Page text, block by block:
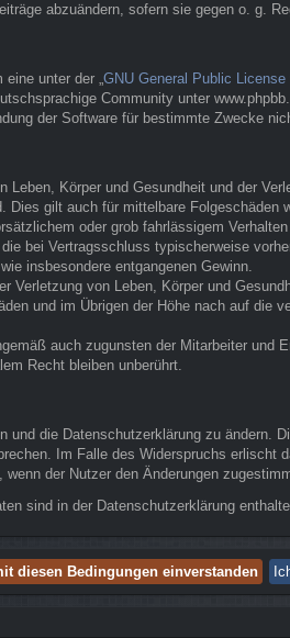
abzuändern, sofern sie gegen o. g.
unter der „ GNU General Public License
Community unter
der Software für bestimmte Zwecke
Leben, Körper und Gesundheit und der
gilt auch für mittelbare Folgeschäden
oder grob fahrlässigem
bei Vertragsschluss typischerweise
insbesondere entgangenen Gewinn.
Verletzung von Leben, Körper und
und im Übrigen der Höhe nach auf
auch zugunsten der Mitarbeiter und
Recht bleiben unberührt.
und die Datenschutzerklärung zu ändern.
Im Falle des Widerspruchs
der Nutzer den Änderungen
sind in der Datenschutzerklärung